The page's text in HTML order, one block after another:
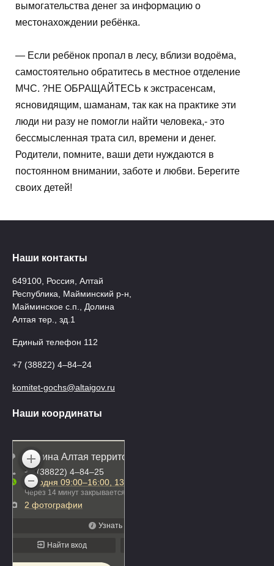
вымогательства денег за информацию о
местонахождении ребёнка.
— Если ребёнок пропал в лесу, вблизи водоёма,
самостоятельно обратитесь в местное отделение
МЧС. ?НЕ ОБРАЩАЙТЕСЬ к экстрасенсам,
ясновидящим, шаманам, так как на практике эти
люди ни разу не помогли найти человека,- это
бессмысленная трата сил, времени и денег.
Родители, помните, ваши дети нуждаются в
постоянном внимании, заботе и любви. Берегите
своих детей!
Наши контакты
649100, Россия, Алтай
Республика, Майминский р-н,
Майминское с.п., Долина
Алтая тер., зд.1
Единый телефон 112
+7 (38822) 4‒84‒24
komitet-gochs@altaigov.ru
Наши координаты